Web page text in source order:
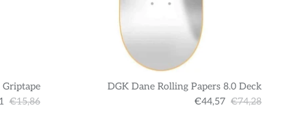
€15,86
DGK Dane Rolling Papers 8.0 Deck
€44,57 €74,28